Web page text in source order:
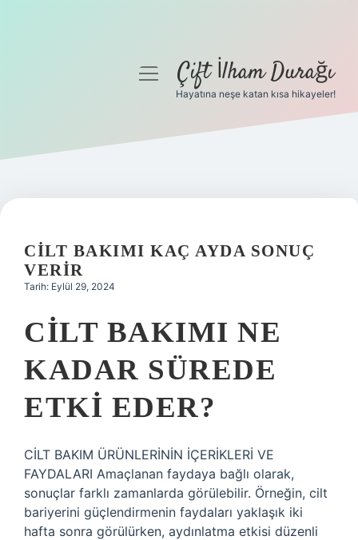
Gizlilik Politikası
Yasal Uyarı
menüyüÇift İlham Durağı
Hayatına neşe katan kısa hikayeler!
CILT BAKIMI KAÇ AYDA SONUÇ
VERIR
Tarih: Eylül 29, 2024
CILT BAKIMI NE
KADAR SÜREDE
ETKI EDER?
CİLT BAKIM ÜRÜNLERİNİN İÇERİKLERİ VE
FAYDALARI Amaçlanan faydaya bağlı olarak,
sonuçlar farklı zamanlarda görülebilir. Örneğin, cilt
bariyerini güçlendirmenin faydaları yaklaşık iki
hafta sonra görülürken, aydınlatma etkisi düzenli